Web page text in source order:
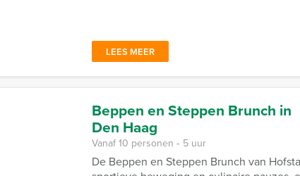
LEES MEER
Beppen en Steppen Brunch in
Den Haag
Vanaf 10 personen ‐ 5 uur
De Beppen en Steppen Brunch van